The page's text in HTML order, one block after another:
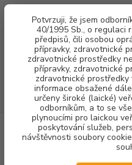
Potvrzuji, že jsem
40/1995 Sb., o regulaci
předpisů, čili osobou
přípravky, zdravotnické
zdravotnické prostředky
přípravky, zdravotnické
zdravotnické prostředky
informace obsažené
určeny široké (laické)
odborníkům, a to se
plynoucími pro laickou
poskytování služeb,
návštěvnosti soubory
(Po-Pá, 8-16 hod.)
DENTALNÍ HYGIENA
NSK hadice